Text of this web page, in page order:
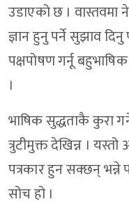
उडाएको छ । वास्तवमा
ज्ञान हुनु पर्ने सुझाव
पक्षपोषण गर्नू
।
भाषिक सुद्धताकै कुरा
त्रुटीमुक्त देखिन्न । यस्तो
पत्रकार हुन सक्छन् भन्ने
सोच हो ।